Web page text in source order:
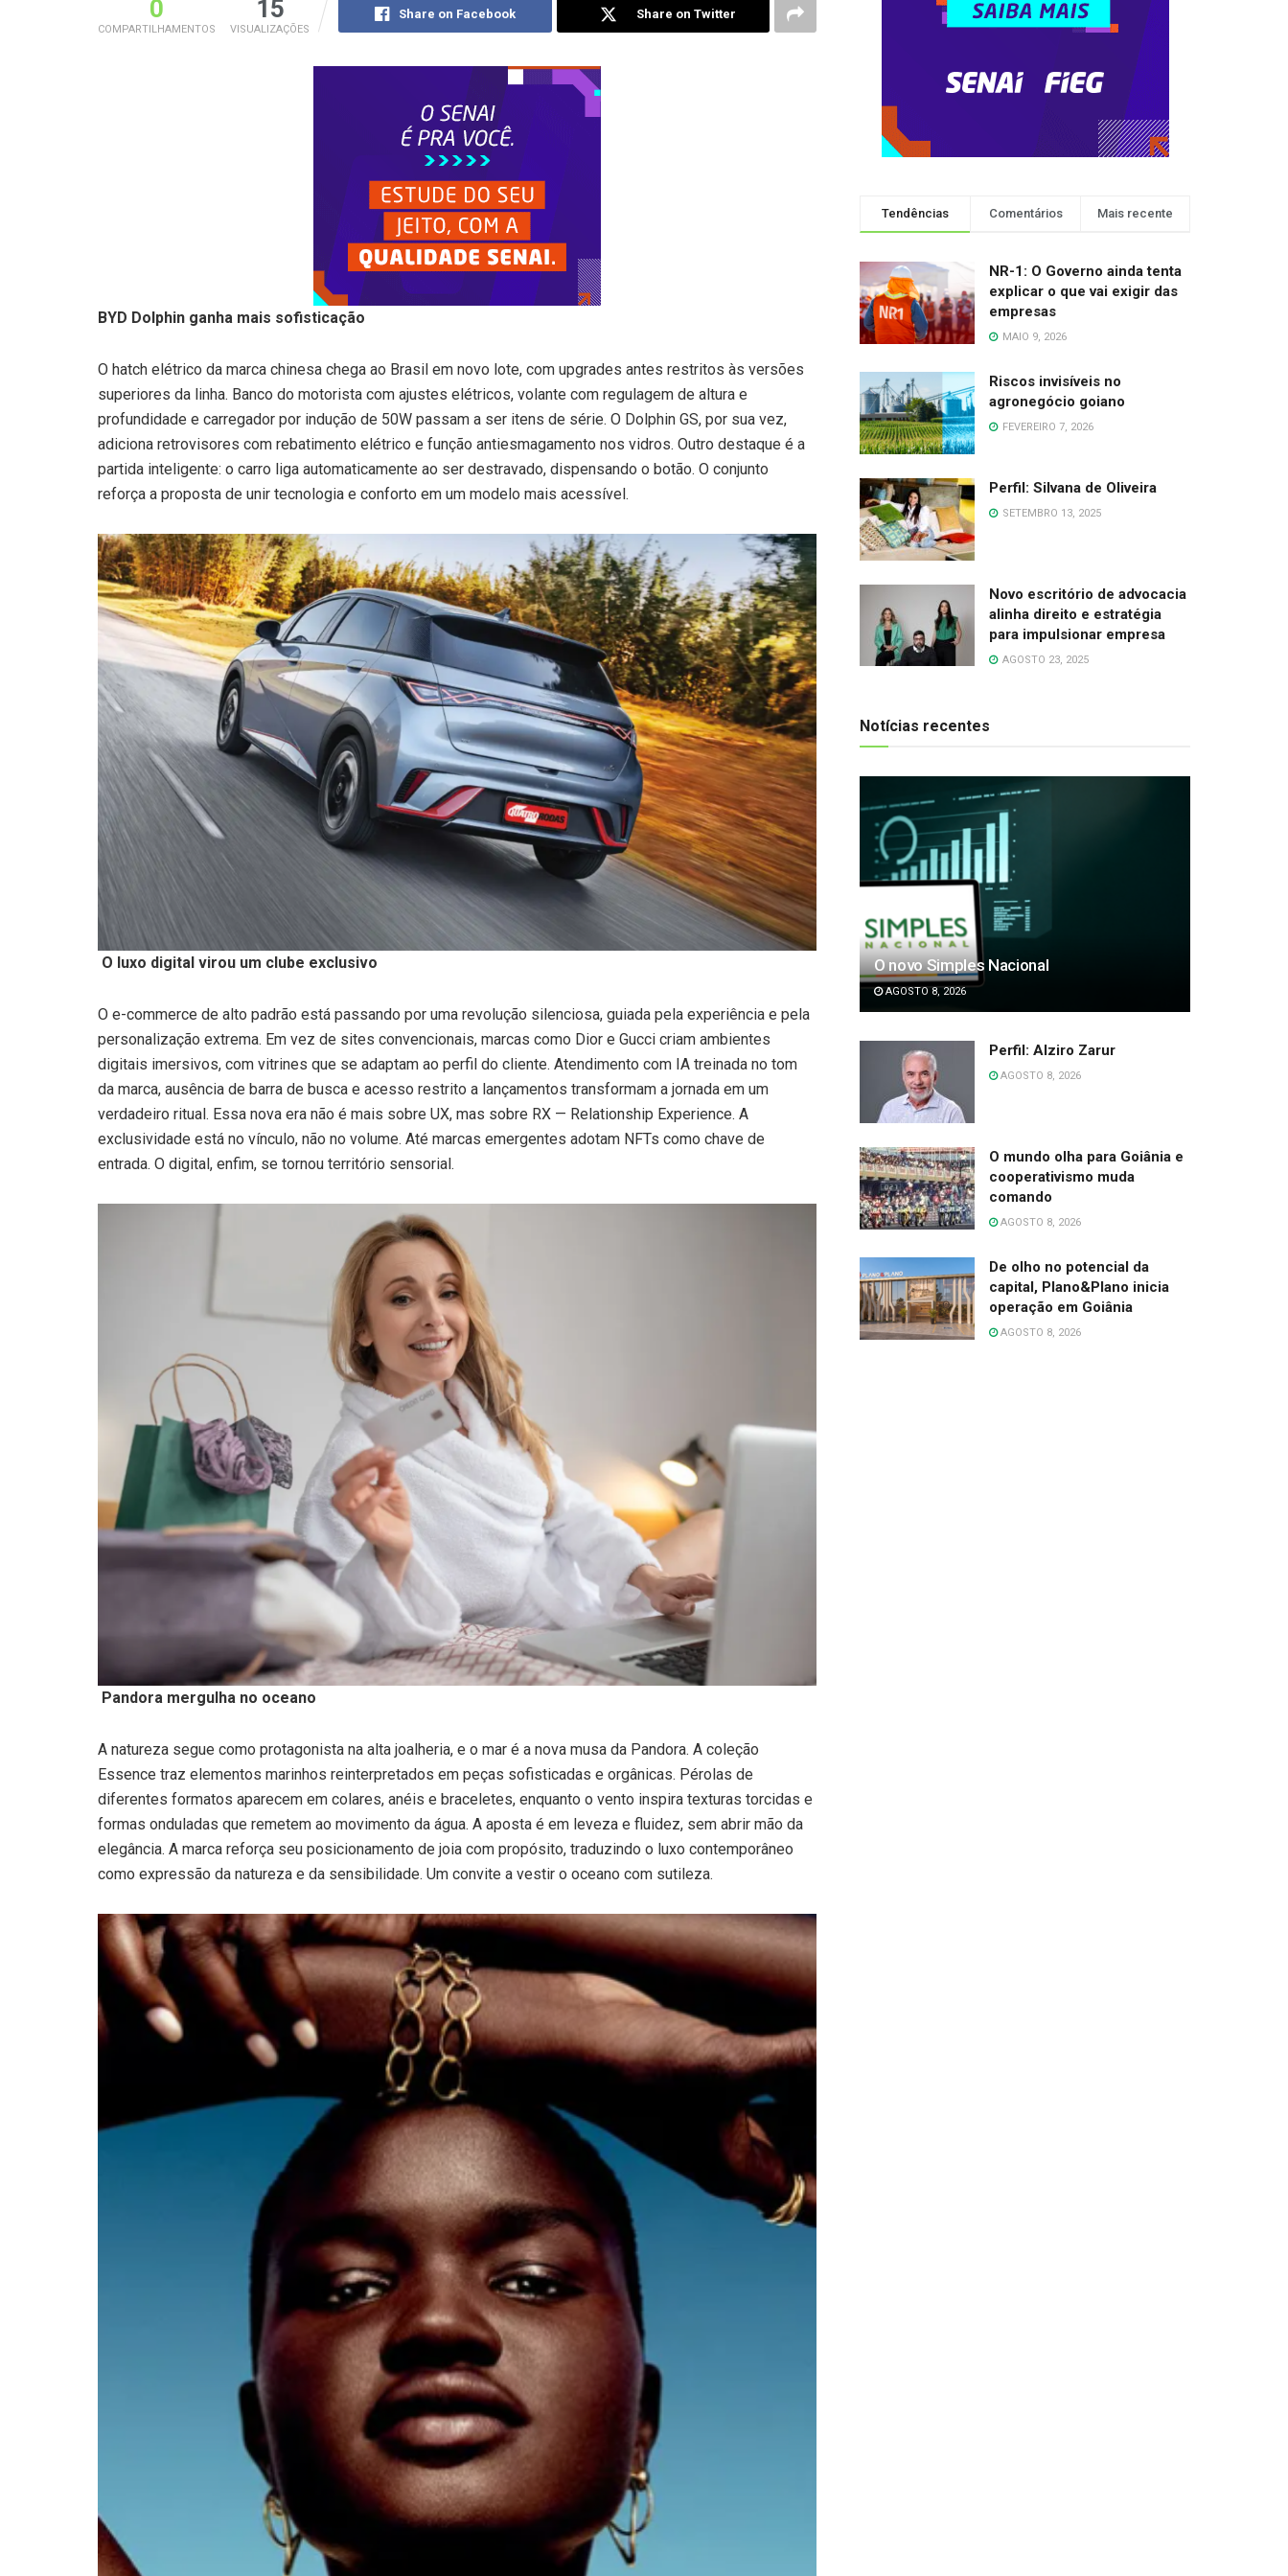
0
COMPARTILHAMENTOS
15
VISUALIZAÇÕES
Share on Facebook Share on Twitter
BYD Dolphin ganha mais sofisticação
O hatch elétrico da marca chinesa chega ao Brasil em novo lote, com upgrades antes restritos às versões
superiores da linha. Banco do motorista com ajustes elétricos, volante com regulagem de altura e
profundidade e carregador por indução de 50W passam a ser itens de série. O Dolphin GS, por sua vez,
adiciona retrovisores com rebatimento elétrico e função antiesmagamento nos vidros. Outro destaque é a
partida inteligente: o carro liga automaticamente ao ser destravado, dispensando o botão. O conjunto
reforça a proposta de unir tecnologia e conforto em um modelo mais acessível.
O luxo digital virou um clube exclusivo
O e-commerce de alto padrão está passando por uma revolução silenciosa, guiada pela experiência e pela
personalização extrema. Em vez de sites convencionais, marcas como Dior e Gucci criam ambientes
digitais imersivos, com vitrines que se adaptam ao perfil do cliente. Atendimento com IA treinada no tom
da marca, ausência de barra de busca e acesso restrito a lançamentos transformam a jornada em um
verdadeiro ritual. Essa nova era não é mais sobre UX, mas sobre RX — Relationship Experience. A
exclusividade está no vínculo, não no volume. Até marcas emergentes adotam NFTs como chave de
entrada. O digital, enfim, se tornou território sensorial.
Pandora mergulha no oceano
A natureza segue como protagonista na alta joalheria, e o mar é a nova musa da Pandora. A coleção
Essence traz elementos marinhos reinterpretados em peças sofisticadas e orgânicas. Pérolas de
diferentes formatos aparecem em colares, anéis e braceletes, enquanto o vento inspira texturas torcidas e
formas onduladas que remetem ao movimento da água. A aposta é em leveza e fluidez, sem abrir mão da
elegância. A marca reforça seu posicionamento de joia com propósito, traduzindo o luxo contemporâneo
como expressão da natureza e da sensibilidade. Um convite a vestir o oceano com sutileza.
Tendências Comentários Mais recente
NR-1: O Governo ainda tenta
explicar o que vai exigir das
empresas
MAIO 9, 2026
Riscos invisíveis no
agronegócio goiano
FEVEREIRO 7, 2026
Perfil: Silvana de Oliveira
SETEMBRO 13, 2025
Novo escritório de advocacia
alinha direito e estratégia
para impulsionar empresa
AGOSTO 23, 2025
Notícias recentes
O novo Simples Nacional
AGOSTO 8, 2026
Perfil: Alziro Zarur
AGOSTO 8, 2026
O mundo olha para Goiânia e
cooperativismo muda
comando
AGOSTO 8, 2026
De olho no potencial da
capital, Plano&Plano inicia
operação em Goiânia
AGOSTO 8, 2026